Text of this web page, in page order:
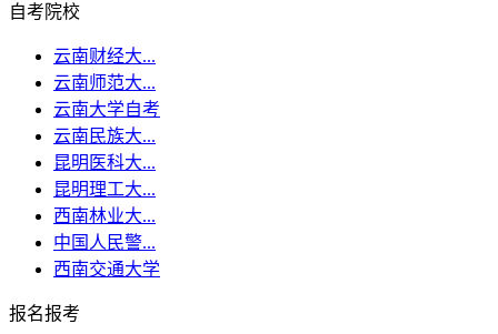
自考院校
云南财经大...
云南师范大...
云南大学自考
云南民族大...
昆明医科大...
昆明理工大...
西南林业大...
中国人民警...
西南交通大学
报名报考